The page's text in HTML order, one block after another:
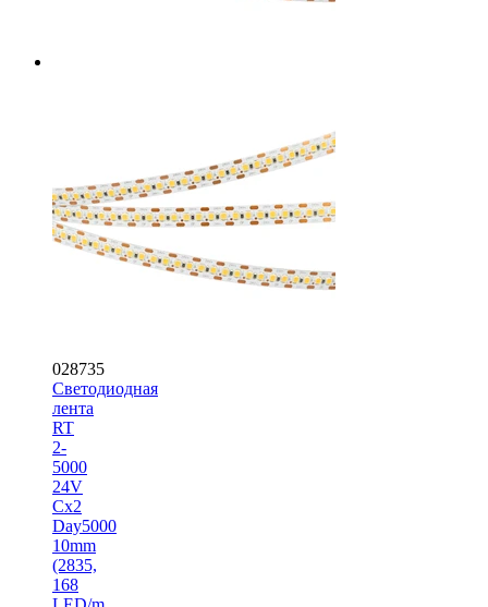
028735
Светодиодная
лента
RT
2-
5000
24V
Cx2
Day5000
10mm
(2835,
168